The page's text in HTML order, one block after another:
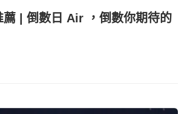
薦 | 倒數日 Air ，倒數你期待的